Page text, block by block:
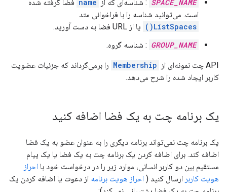
SPACE_NAME : شناسه‌ای که از name فضا گرفته شده
است. می‌توانید شناسه را با فراخوانی متد
ListSpaces()
یا از URL فضا به دست آورید.
GROUP_NAME : شناسه گروه.
API چت نمونه‌ای از Membership را برمی‌گرداند که جزئیات عضویت
کاربر ایجاد شده را شرح می‌دهد.
یک برنامه چت به یک فضا اضافه کنید
یک برنامه چت نمی‌تواند برنامه دیگری را به عنوان عضو به یک فضا
اضافه کند. برای اضافه کردن یک برنامه چت به یک فضا یا یک پیام
مستقیم بین دو کاربر انسانی، موارد زیر را در درخواست خود با احراز
هویت کاربر ارسال کنید ( احراز هویت برنامه از دعوت یا اضافه کردن یک